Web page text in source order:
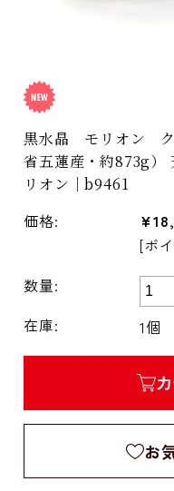
黒水晶 モリオン ク
省五蓮産・約873g）
リオン｜b9461
価格:
[ポ
数量:
在庫:
1個
お